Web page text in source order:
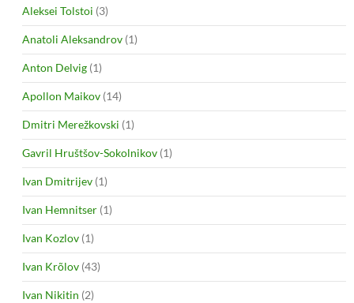
Aleksei Tolstoi (3)
Anatoli Aleksandrov (1)
Anton Delvig (1)
Apollon Maikov (14)
Dmitri Merežkovski (1)
Gavril Hruštšov-Sokolnikov (1)
Ivan Dmitrijev (1)
Ivan Hemnitser (1)
Ivan Kozlov (1)
Ivan Krõlov (43)
Ivan Nikitin (2)